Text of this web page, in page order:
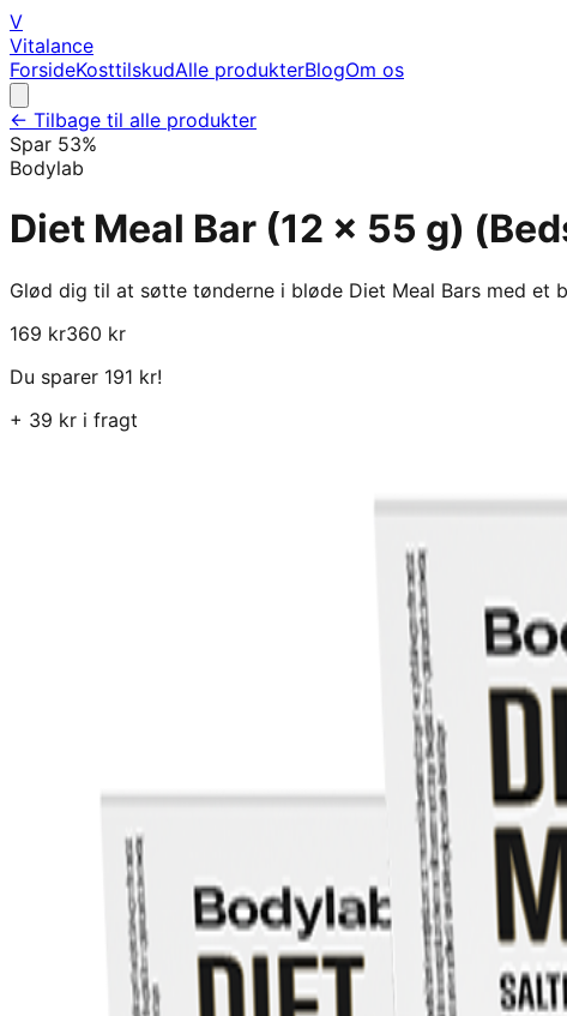
V
Vitalance
ForsideKosttilskudAlle produkterBlogOm os
← Tilbage til alle produkter
Spar 53%
Bodylab
Diet Meal Bar (12 x 55 g)
Glød dig til at søtte tønderne i bløde Diet Meal Bars med et
169 kr360 kr
Du sparer 191 kr!
+ 39 kr i fragt